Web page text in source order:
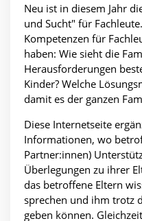
Neu ist in diesem Jahr
und Sucht" für
Kompetenzen für
haben: Wie sieht die
Herausforderungen
Kinder? Welche
damit es der ganzen
Diese Internetseite
Informationen, wo
Partner:innen)
Überlegungen zu ihrer
das betroffene Eltern
sprechen und ihm trotz
geben können.